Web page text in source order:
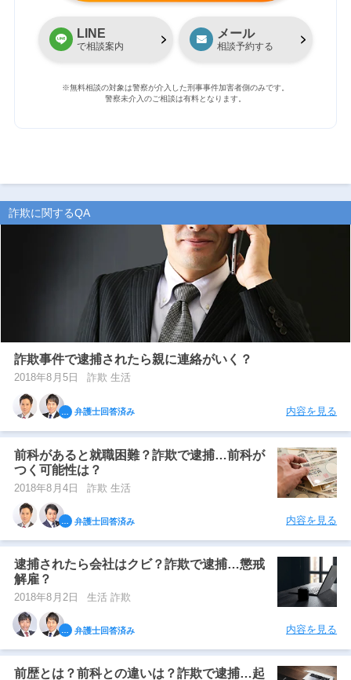
LINE
で相談案内
メール
相談予約する
※無料相談の対象は警察が介入した刑事事件加害者側のみです。
警察未介入のご相談は有料となります。
詐欺に関するQA
詐欺事件で逮捕されたら親に連絡がいく？
2018年8月5日 詐欺 生活
弁護士回答済み 内容を見る
前科があると就職困難？詐欺で逮捕…前科が
つく可能性は？
2018年8月4日 詐欺 生活
弁護士回答済み 内容を見る
逮捕されたら会社はクビ？詐欺で逮捕…懲戒
解雇？
2018年8月2日 生活 詐欺
弁護士回答済み 内容を見る
前歴とは？前科との違いは？詐欺で逮捕…起